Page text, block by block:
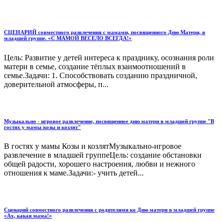
СЦЕНАРИЙ совместного развлечения с мамами, посвященного Дню Матери, в
младшей группе. «С МАМОЙ ВЕСЕЛО ВСЕГДА!»
Цель: Развитие у детей интереса к празднику, осознания роли
матери в семье, создание тёплых взаимоотношений в
семье.Задачи: 1. Способствовать созданию праздничной,
доверительной атмосферы, п...
Музыкально - игровое развлечение, посвященное дню матери в младшей группе "В
гостях у мамы козы и козлят"
В гостях у мамы Козы и козлятМузыкально-игровое
развлечение в младшей группеЦель: создание обстановки
общей радости, хорошего настроения, любви и нежного
отношения к маме.Задачи:- учить детей...
Сценарий совместного развлечения с родителями ко Дню матери в младшей группе
«Ах, какая мама!»